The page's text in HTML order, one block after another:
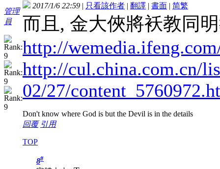
管理
員
2017/1/6 22:59 | 只看該作者 | 翻譯 | 書面 | 简繁
而且, 金大俠將袄教同
http://
http://cul.china.com.cn/
02/27/
Don't know where God is but the Devil is in the details
回覆 引用
TOP
8#